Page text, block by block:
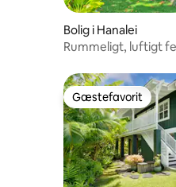
Bolig i Hanalei
Rummeligt, luftigt
Gæstefavorit
Gæstefavorit